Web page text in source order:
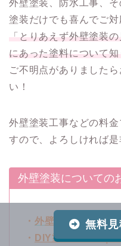
外壁塗装、防水工事、
塗装だけでも喜んでご対
「とりあえず外壁塗装
にあった塗料について知
ご不明点がありました
い！
外壁塗装工事などの料
すので、よろしければ是
外壁塗装についての
・ 外壁塗装・シーリ
・ DIY塗装プラン｜
無料